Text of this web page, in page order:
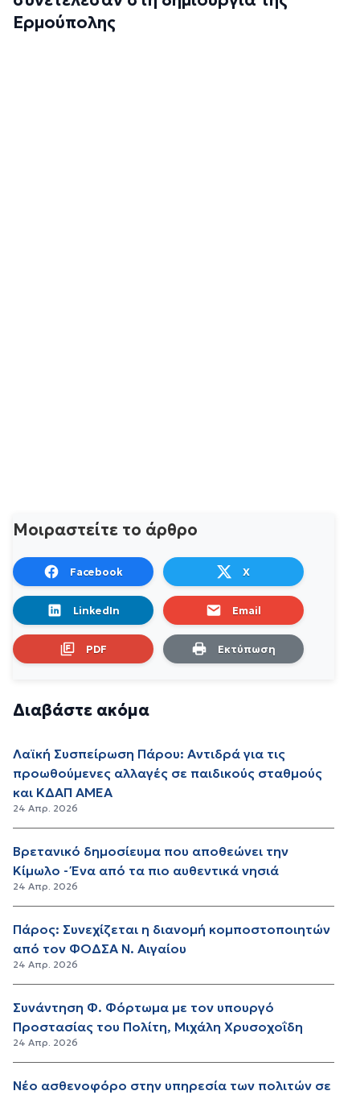
Ερμούπολης
Μοιραστείτε το άρθρο
Facebook X
LinkedIn Email
PDF Εκτύπωση
Διαβάστε ακόμα
Λαϊκή Συσπείρωση Πάρου: Αντιδρά για τις
προωθούμενες αλλαγές σε παιδικούς σταθμούς
και ΚΔΑΠ ΑΜΕΑ
24 Απρ. 2026
Βρετανικό δημοσίευμα που αποθεώνει την
Κίμωλο - Ένα από τα πιο αυθεντικά νησιά
24 Απρ. 2026
Πάρος: Συνεχίζεται η διανομή κομποστοποιητών
από τον ΦΟΔΣΑ Ν. Αιγαίου
24 Απρ. 2026
Συνάντηση Φ. Φόρτωμα με τον υπουργό
Προστασίας του Πολίτη, Μιχάλη Χρυσοχοΐδη
24 Απρ. 2026
Νέο ασθενοφόρο στην υπηρεσία των πολιτών σε